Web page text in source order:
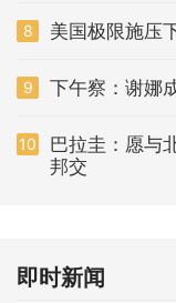
8 美国极限施压
9 下午察：谢娜
10
巴拉圭：愿与
邦交
即时新闻